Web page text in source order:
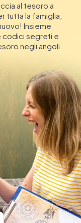
DE
IE
al tesoro a
tutta la famiglia,
Insieme
segreti e
negli angoli